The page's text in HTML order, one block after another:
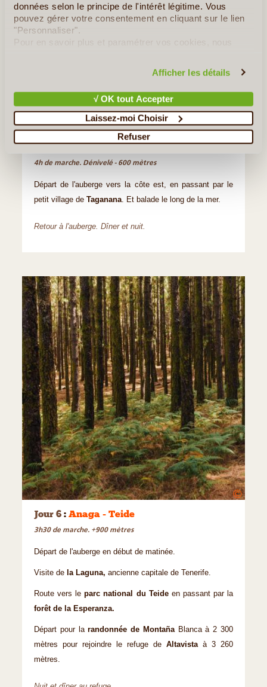
données selon le principe de l'intérêt légitime. Vous
pouvez gérer votre consentement en cliquant sur le lien
"Personnaliser".
Pour en savoir plus et paramétrer vos cookies, nous
Afficher les détails
√ OK tout Accepter
Laissez-moi Choisir
Refuser
©
4h de marche. Dénivelé - 600 mètres
Départ de l'auberge vers la côte est, en passant par le
petit village de Taganana. Et balade le long de la mer.
Retour à l'auberge. Dîner et nuit.
©
Jour 6 : Anaga - Teide
3h30 de marche. +900 mètres
Départ de l'auberge en début de matinée.
Visite de la Laguna, ancienne capitale de Tenerife.
Route vers leparc national du Teideen passant par la
forêt de la Esperanza.
Départ pour larandonnée de MontañaBlanca à 2 300
mètres pour rejoindre le refuge de Altavistaà 3 260
mètres.